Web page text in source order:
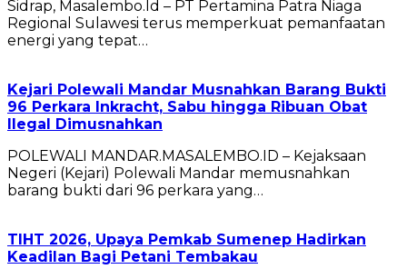
Sidrap, Masalembo.Id – PT Pertamina Patra Niaga
Regional Sulawesi terus memperkuat pemanfaatan
energi yang tepat…
Kejari Polewali Mandar Musnahkan Barang Bukti
96 Perkara Inkracht, Sabu hingga Ribuan Obat
Ilegal Dimusnahkan
POLEWALI MANDAR.MASALEMBO.ID – Kejaksaan
Negeri (Kejari) Polewali Mandar memusnahkan
barang bukti dari 96 perkara yang…
TIHT 2026, Upaya Pemkab Sumenep Hadirkan
Keadilan Bagi Petani Tembakau